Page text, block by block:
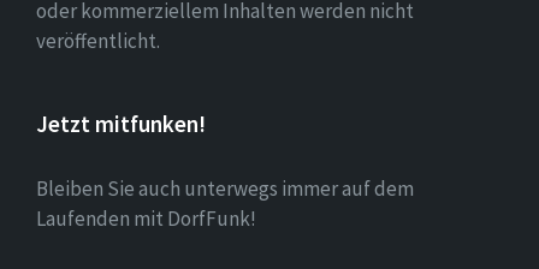
oder kommerziellem Inhalten werden nicht
veröffentlicht.
Jetzt mitfunken!
Bleiben Sie auch unterwegs immer auf dem
Laufenden mit DorfFunk!